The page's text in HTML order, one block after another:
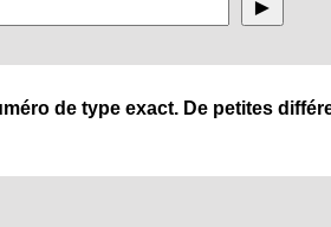
de type exact. De petites